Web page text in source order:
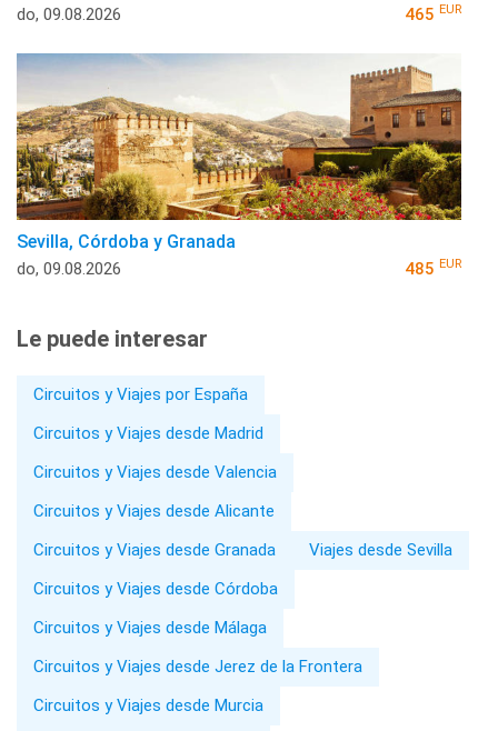
do, 09.08.2026 465 EUR
Sevilla, Córdoba y Granada
do, 09.08.2026 485 EUR
Le puede interesar
Circuitos y Viajes por España
Circuitos y Viajes desde Madrid
Circuitos y Viajes desde Valencia
Circuitos y Viajes desde Alicante
Circuitos y Viajes desde Granada
Viajes desde Sevilla
Circuitos y Viajes desde Córdoba
Circuitos y Viajes desde Málaga
Circuitos y Viajes desde Jerez de la Frontera
Circuitos y Viajes desde Murcia